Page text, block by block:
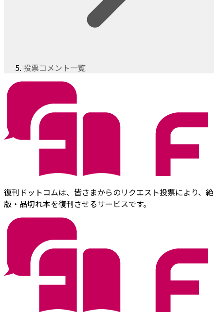
投票コメント一覧
復刊ドットコムは、皆さまからのリクエスト投票により、絶
版・品切れ本を復刊させるサービスです。